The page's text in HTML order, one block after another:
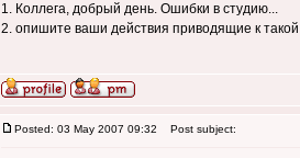
1. Коллега, добрый день. Ошибки в студию...
2. опишите ваши действия приводящие к
Posted: 03 May 2007 09:32 Post subject: